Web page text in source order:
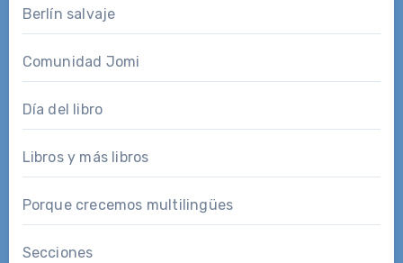
Berlín salvaje
Comunidad Jomi
Día del libro
Libros y más libros
Porque crecemos multilingües
Secciones